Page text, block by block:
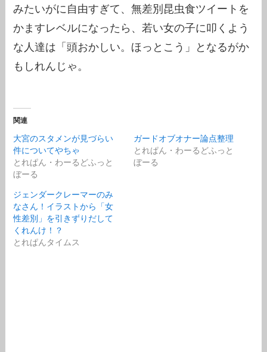
みたいがに自由すぎて、無差別昆虫食ツイートを
かますレベルになったら、若い女の子に叩くよう
な人達は「頭おかしい。ほっとこう」となるがか
もしれんじゃ。
関連
大宮のスタメンが見づらい
件についてやちゃ
とれぱん・わーるどふっと
ぼーる
ガードオブオナー論点整理
とれぱん・わーるどふっと
ぼーる
ジェンダークレーマーのみ
なさん！イラストから「女
性差別」を引きずりだして
くれんけ！？
とれぱんタイムス